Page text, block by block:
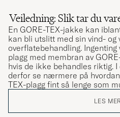
Veiledning: Slik tar du
En GORE-TEX-jakke kan
kan bli utslitt med sin vind- og
overflatebehandling. Ingenting
plagg med membran av
hvis de ikke behandles riktig.
derfor se nærmere på
TEX-plagg fint så lenge som
LES MER